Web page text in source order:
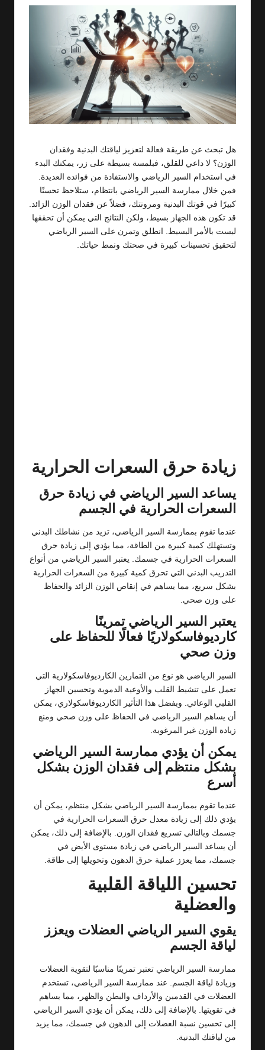
هل تبحث عن طريقة فعالة لتعزيز لياقتك البدنية وفقدان
الوزن؟ لا داعي للقلق، فبلمسة بسيطة على زر، يمكنك البدء
في استخدام السير الرياضي والاستفادة من فوائده العديدة.
فمن خلال ممارسة السير الرياضي بانتظام، ستلاحظ تحسنًا
كبيرًا في قوتك البدنية ومرونتك، فضلاً عن فقدان الوزن الزائد.
قد تكون هذه الجهاز بسيط، ولكن النتائج التي يمكن أن تحققها
ليست بالأمر البسيط. انطلق وتمرن على السير الرياضي
لتحقيق تحسينات كبيرة في صحتك ونمط حياتك.
زيادة حرق السعرات الحرارية
يساعد السير الرياضي في زيادة حرق
السعرات الحرارية في الجسم
عندما تقوم بممارسة السير الرياضي، تزيد من نشاطك البدني
وتستهلك كمية كبيرة من الطاقة، مما يؤدي إلى زيادة حرق
السعرات الحرارية في جسمك. يعتبر السير الرياضي من أنواع
التدريب البدني التي تحرق كمية كبيرة من السعرات الحرارية
بشكل سريع، مما يساهم في إنقاص الوزن الزائد والحفاظ
على وزن صحي.
يعتبر السير الرياضي تمرينًا
كارديوفاسكولاريًا فعالًا للحفاظ على
وزن صحي
السير الرياضي هو نوع من التمارين الكارديوفاسكولارية التي
تعمل على تنشيط القلب والأوعية الدموية وتحسين الجهاز
القلبي الوعائي. وبفضل هذا التأثير الكارديوفاسكولاري، يمكن
أن يساهم السير الرياضي في الحفاظ على وزن صحي ومنع
زيادة الوزن غير المرغوبة.
يمكن أن يؤدي ممارسة السير الرياضي
بشكل منتظم إلى فقدان الوزن بشكل
أسرع
عندما تقوم بممارسة السير الرياضي بشكل منتظم، يمكن أن
يؤدي ذلك إلى زيادة معدل حرق السعرات الحرارية في
جسمك وبالتالي تسريع فقدان الوزن. بالإضافة إلى ذلك، يمكن
أن يساعد السير الرياضي في زيادة مستوى الأيض في
جسمك، مما يعزز عملية حرق الدهون وتحويلها إلى طاقة.
تحسين اللياقة القلبية
والعضلية
يقوي السير الرياضي العضلات ويعزز
لياقة الجسم
ممارسة السير الرياضي تعتبر تمرينًا مناسبًا لتقوية العضلات
وزيادة لياقة الجسم. عند ممارسة السير الرياضي، تستخدم
العضلات في القدمين والأرداف والبطن والظهر، مما يساهم
في تقويتها. بالإضافة إلى ذلك، يمكن أن يؤدي السير الرياضي
إلى تحسين نسبة العضلات إلى الدهون في جسمك، مما يزيد
من لياقتك البدنية.